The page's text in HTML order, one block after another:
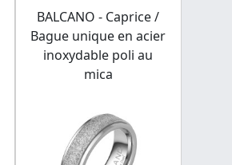
BALCANO - Caprice /
Bague unique en acier
inoxydable poli au
mica